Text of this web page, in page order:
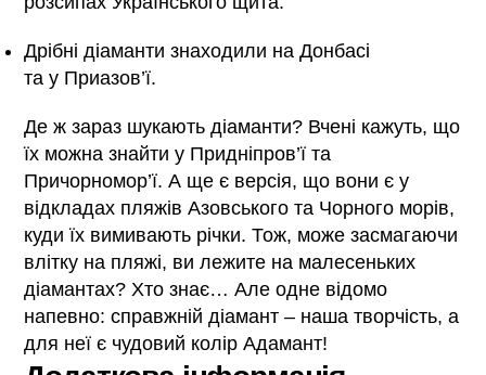
Дрібні діаманти знаходили на Донбасі
та у Приазов’ї.
Де ж зараз шукають діаманти? Вчені кажуть, що
їх можна знайти у Придніпров’ї та
Причорномор’ї. А ще є версія, що вони є у
відкладах пляжів Азовського та Чорного морів,
куди їх вимивають річки. Тож, може засмагаючи
влітку на пляжі, ви лежите на малесеньких
діамантах? Хто знає… Але одне відомо
напевно: справжній діамант – наша творчість, а
для неї є чудовий колір Адамант!